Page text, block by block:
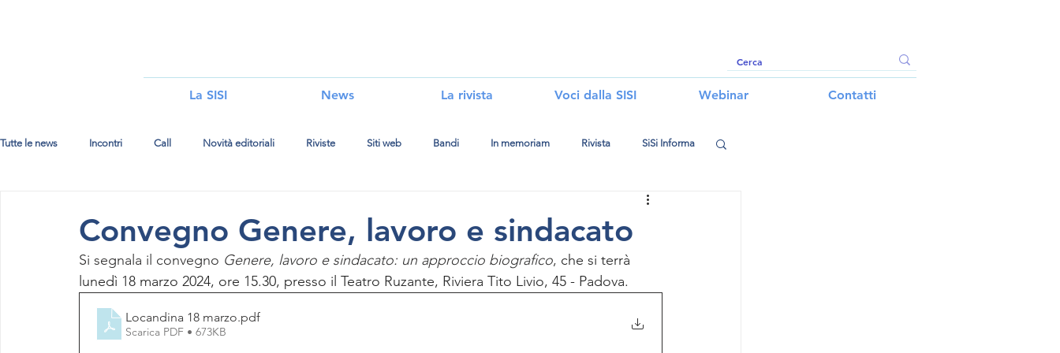
i i
La SISI News La rivista Voci dalla SISI Webinar Contatti
Tutte le news Incontri Call Novità editoriali Riviste Siti web Bandi In memoriam Rivista SiSi Informa
Convegno Genere, lavoro e sindacato
Si segnala il convegno Genere, lavoro e sindacato: un approccio biografico, che si terrà
lunedì 18 marzo 2024, ore 15.30, presso il Teatro Ruzante, Riviera Tito Livio, 45 - Padova.
Locandina 18 marzo.pdf
Scarica PDF • 673KB